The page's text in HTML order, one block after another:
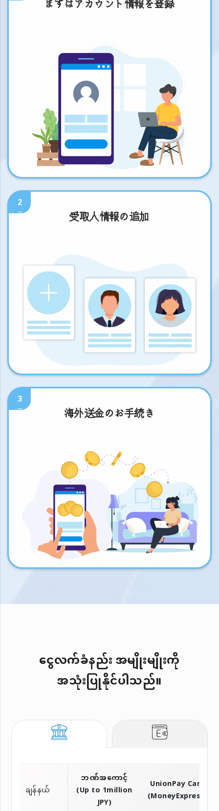
まずはアカウント情報を登録
2
受取人情報の追加
3
海外送金のお手続き
ငွေလက်ခံနည်း အမျိုးမျိုးကို
အသုံးပြုနိုင်ပါသည်။
ချန်နယ်
ဘဏ်အကောင့်
(Up to 1million
JPY)
UnionPay Card
(MoneyExpress)